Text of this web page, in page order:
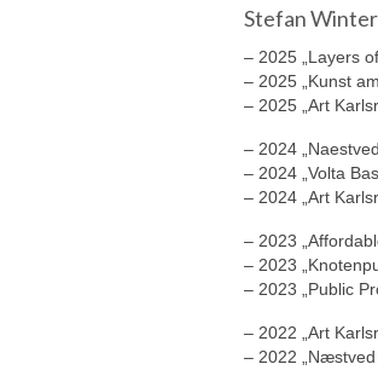
Stefan
– 2025 „Layers
– 2025 „Kunst
– 2025 „Art
– 2024
– 2024 „Volta
– 2024 „Art
– 2023
– 2023
– 2023 „Public
– 2022 „Art
– 2022 „Næstved